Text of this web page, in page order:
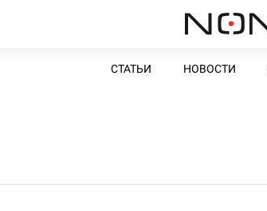
СТАТЬИ НОВОСТИ